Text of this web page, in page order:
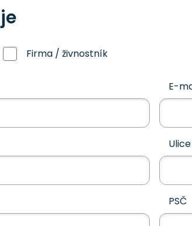
Firma / živnostník
E-
Ulice
PSČ